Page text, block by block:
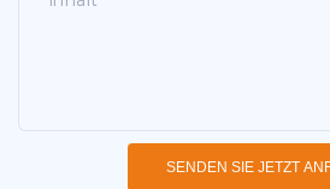
SENDEN SIE JETZT